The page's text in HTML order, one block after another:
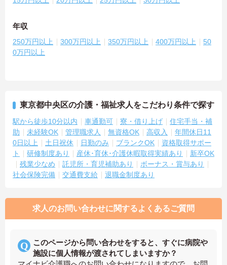
年収
250万円以上 300万円以上 350万円以上 400万円以上
50
0万円以上
東京都中央区の介護・福祉求人をこだわり条件で探す
駅から徒歩10分以内 車通勤可 寮・借り上げ
住宅手当・補
助
未経験OK 管理職求人 無資格OK 高収入
年間休日11
0日以上
土日祝休 日勤のみ ブランクOK
資格取得サポー
ト
研修制度あり 産休･育休･介護休暇取得実績あり
新卒OK
残業少なめ
託児所・育児補助あり
ボーナス・賞与あり
社会保険完備
交通費支給 退職金制度あり
求人のお問い合わせに関するよくあるご質問
このページから問い合わせをすると、すぐに病院や
施設に個人情報が渡されてしまいますか？